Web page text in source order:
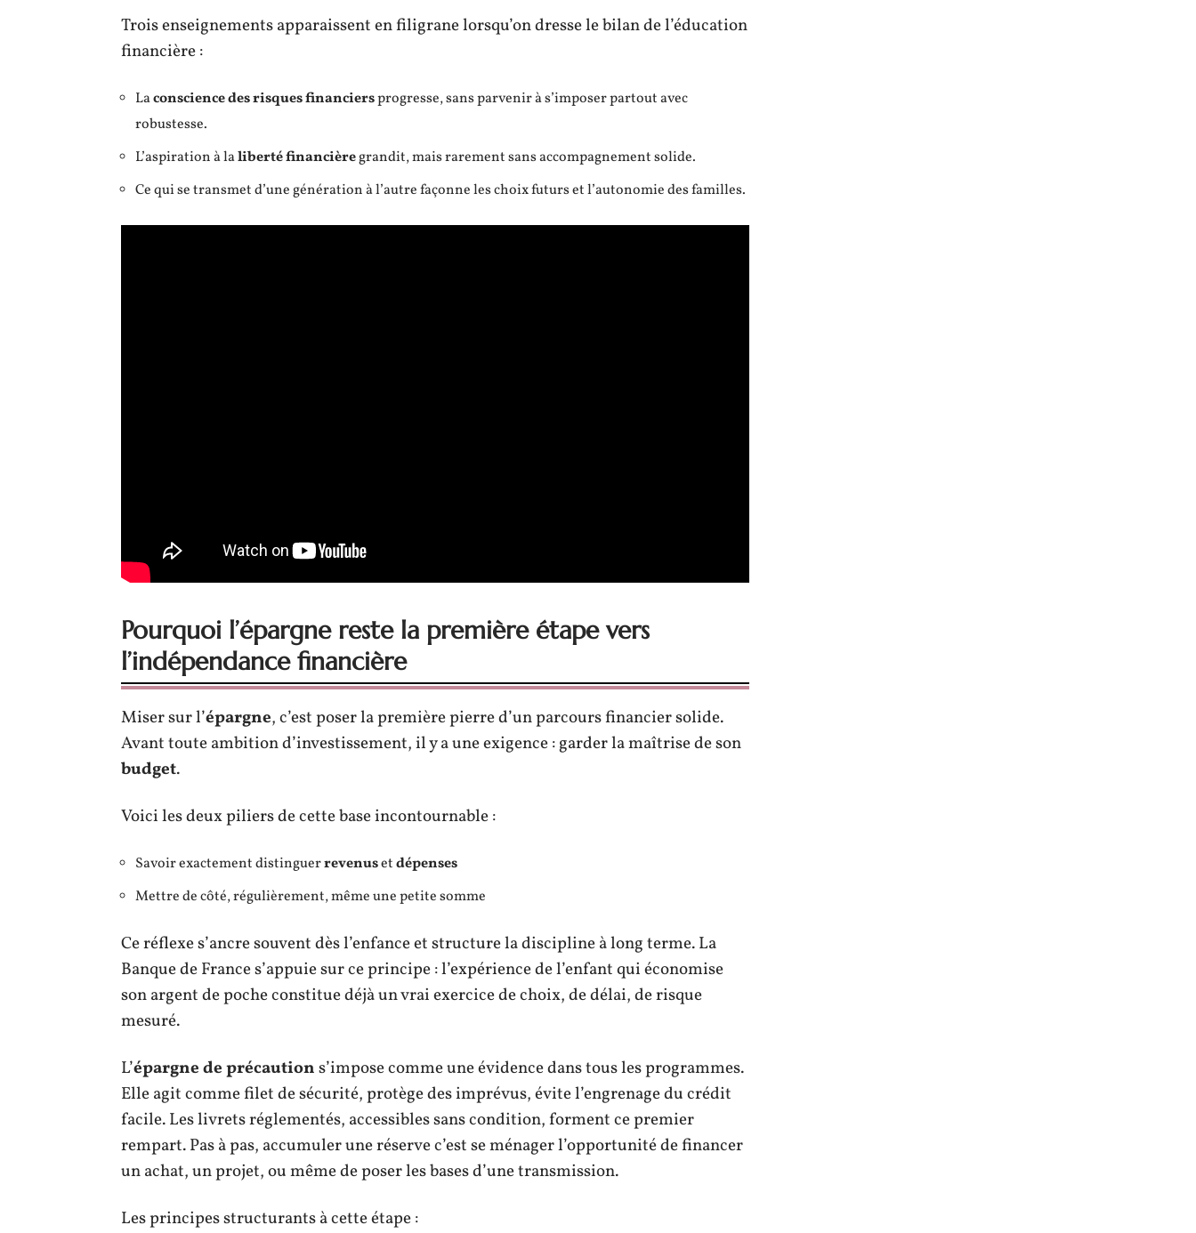
Trois enseignements apparaissent en filigrane lorsqu’on dresse le bilan de l’éducation
financière :
Laconscience des risques financiersprogresse, sans parvenir à s’imposer partout avec
robustesse.
L’aspiration à laliberté financièregrandit, mais rarement sans accompagnement solide.
Ce qui se transmet d’une génération à l’autre façonne les choix futurs et l’autonomie des familles.
Pourquoi l’épargne reste la première étape vers
l’indépendance financière
Miser sur l’épargne, c’est poser la première pierre d’un parcours financier solide.
Avant toute ambition d’investissement, il y a une exigence : garder la maîtrise de son
budget.
Voici les deux piliers de cette base incontournable :
Savoir exactement distinguerrevenusetdépenses
Mettre de côté, régulièrement, même une petite somme
Ce réflexe s’ancre souvent dès l’enfance et structure la discipline à long terme. La
Banque de France s’appuie sur ce principe : l’expérience de l’enfant qui économise
son argent de poche constitue déjà un vrai exercice de choix, de délai, de risque
mesuré.
L’épargne de précautions’impose comme une évidence dans tous les programmes.
Elle agit comme filet de sécurité, protège des imprévus, évite l’engrenage du crédit
facile. Les livrets réglementés, accessibles sans condition, forment ce premier
rempart. Pas à pas, accumuler une réserve c’est se ménager l’opportunité de financer
un achat, un projet, ou même de poser les bases d’une transmission.
Les principes structurants à cette étape :